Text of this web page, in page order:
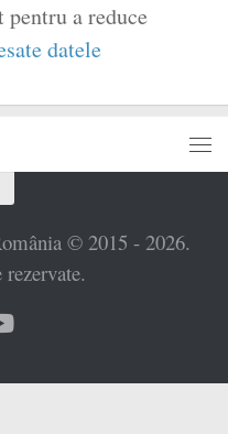
a reduce
datele
© 2015 - 2026.